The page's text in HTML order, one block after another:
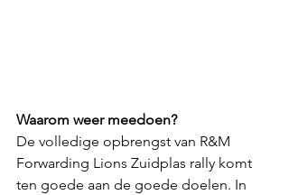
Waarom weer meedoen?
De volledige opbrengst van R&M
Forwarding Lions Zuidplas rally komt
ten goede aan de goede doelen. In